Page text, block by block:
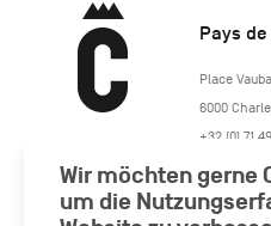
Pays
https://
Place
6000
+32 (0) 71
Wir möchten gerne
um die